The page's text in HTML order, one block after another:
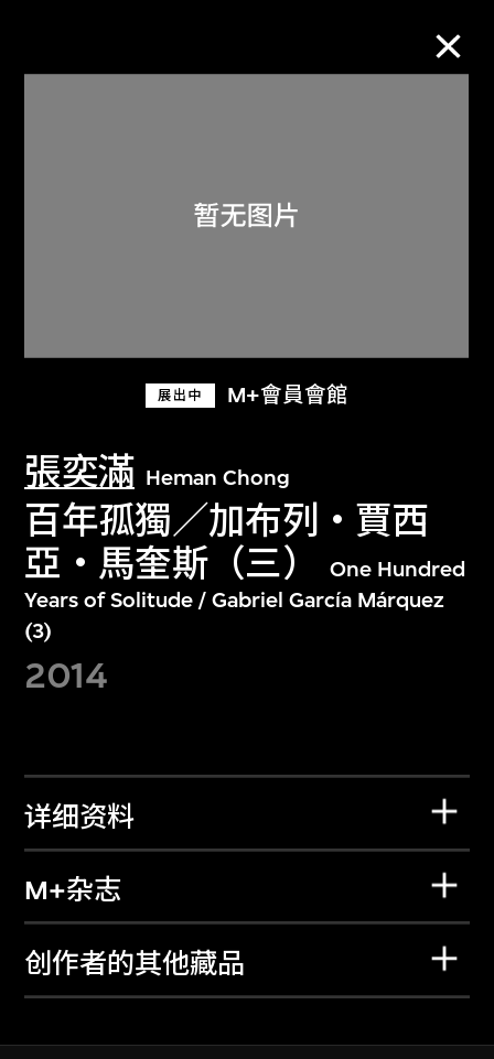
展出中 M+會員會館
張奕滿 Heman Chong
百年孤獨／加布列・賈西
亞・馬奎斯（三）
One Hundred
Years of Solitude / Gabriel García Márquez
(3)
2014
详细资料
M+杂志
创作者的其他藏品
关于M+藏品
探索世界顶级的二十及二十一世纪视觉
文化藏品。